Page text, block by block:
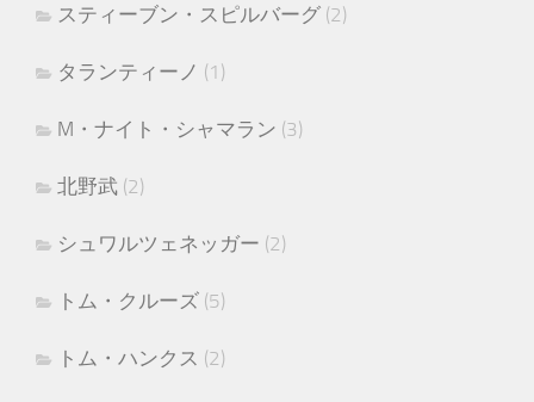
スティーブン・スピルバーグ (2)
タランティーノ (1)
M・ナイト・シャマラン (3)
北野武 (2)
シュワルツェネッガー (2)
トム・クルーズ (5)
トム・ハンクス (2)